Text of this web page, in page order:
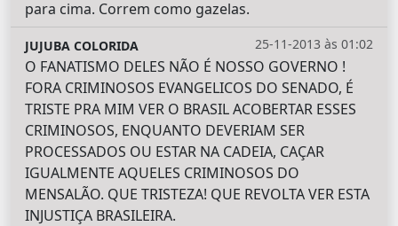
para cima. Correm como gazelas.
25-11-2013 às 01:02
JUJUBA COLORIDA
O FANATISMO DELES NÃO É NOSSO GOVERNO !
FORA CRIMINOSOS EVANGELICOS DO SENADO, É
TRISTE PRA MIM VER O BRASIL ACOBERTAR ESSES
CRIMINOSOS, ENQUANTO DEVERIAM SER
PROCESSADOS OU ESTAR NA CADEIA, CAÇAR
IGUALMENTE AQUELES CRIMINOSOS DO
MENSALÃO. QUE TRISTEZA! QUE REVOLTA VER ESTA
INJUSTIÇA BRASILEIRA.